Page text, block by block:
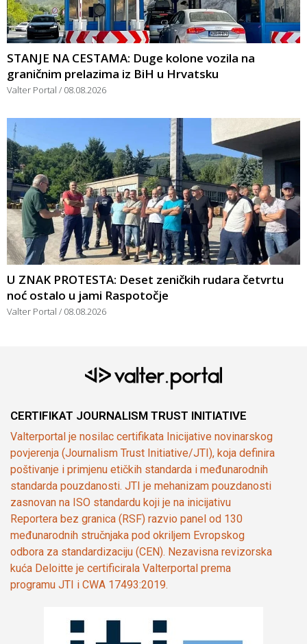
STANJE NA CESTAMA: Duge kolone vozila na
graničnim prelazima iz BiH u Hrvatsku
Valter Portal 08.08.2026
U ZNAK PROTESTA: Deset zeničkih rudara četvrtu
noć ostalo u jami Raspotočje
Valter Portal 08.08.2026
CERTIFIKAT JOURNALISM TRUST INITIATIVE
Valterportal je nosilac certifikata Inicijative novinarskog
povjerenja (Journalism Trust Initiative/JTI), koja definira
poštivanje i primjenu etičkih standarda i međunarodnih
standarda pouzdanosti. JTI je mehanizam pouzdanosti
zasnovan na ISO standardu koji je na inicijativu
Reportera bez granica (RSF) razvio panel od 130
međunarodnih stručnjaka pod okriljem Evropskog
odbora za standardizaciju (CEN). Nezavisna revizorska
kuća Deloitte je certificirala Valterportal prema
programu JTI i CWA 17493:2019.